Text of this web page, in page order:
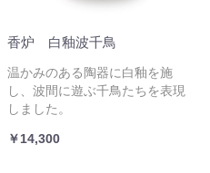
香炉 白釉波千鳥
温かみのある陶器に白釉を施
し、波間に遊ぶ千鳥たちを表現
しました。
￥14,300